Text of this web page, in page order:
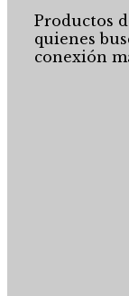
Productos
quienes
conexión